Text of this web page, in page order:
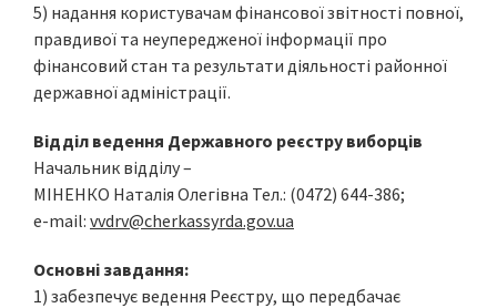
5) надання користувачам фінансової звітності повної,
правдивої та неупередженої інформації про
фінансовий стан та результати діяльності районної
державної адміністрації.
Відділ ведення Державного реєстру виборців
Начальник відділу –
МІНЕНКО Наталія Олегівна Тел.: (0472) 644-386;
e-mail: vvdrv@cherkassyrda.gov.ua
Основні завдання:
1) забезпечує ведення Реєстру, що передбачає